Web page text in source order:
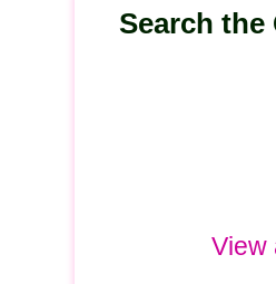
Search the
View